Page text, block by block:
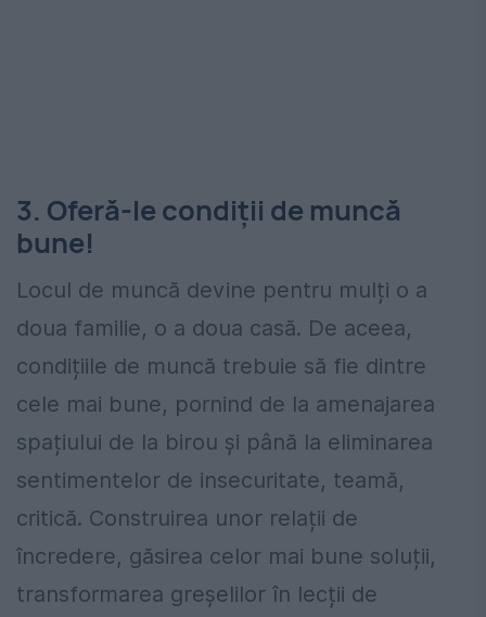
3. Oferă-le condiții de muncă
bune!
Locul de muncă devine pentru mulți o a
doua familie, o a doua casă. De aceea,
condițiile de muncă trebuie să fie dintre
cele mai bune, pornind de la amenajarea
spațiului de la birou și până la eliminarea
sentimentelor de insecuritate, teamă,
critică. Construirea unor relații de
încredere, găsirea celor mai bune soluții,
transformarea greșelilor în lecții de